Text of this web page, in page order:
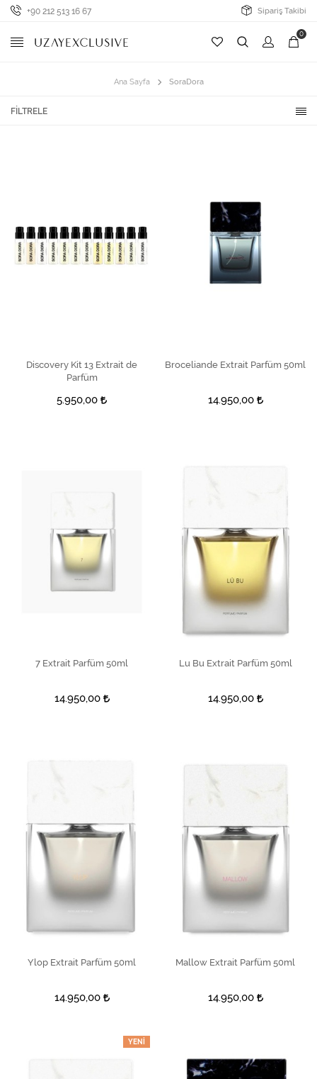
+90 212 513 16 67 Sipariş Takibi
0
Ana Sayfa SoraDora
FILTRELE
SEPETE EKLE
Discovery Kit 13 Extrait de
Parfüm
5.950,00
SEPETE EKLE
Broceliande Extrait Parfüm 50ml
14.950,00
SEPETE EKLE
7 Extrait Parfüm 50ml
14.950,00
SEPETE EKLE
Lu Bu Extrait Parfüm 50ml
14.950,00
SEPETE EKLE
Ylop Extrait Parfüm 50ml
14.950,00
SEPETE EKLE
Mallow Extrait Parfüm 50ml
14.950,00
YENI